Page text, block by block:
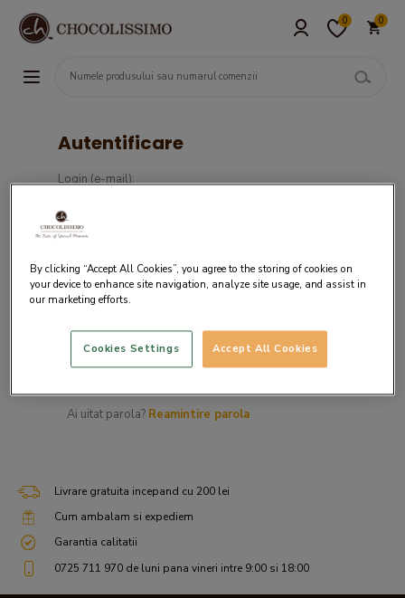
0 0
Autentificare
Login (e-mail):
Ai uitat parola? Reamintire parola
Livrare gratuita incepand cu 200 lei
Cum ambalam si expediem
Garantia calitatii
0725 711 970 de luni pana vineri intre 9:00 si 18:00
By clicking “Accept All Cookies”, you agree to the storing of cookies on
your device to enhance site navigation, analyze site usage, and assist in
our marketing efforts.
Accept All Cookies
Cookies Settings